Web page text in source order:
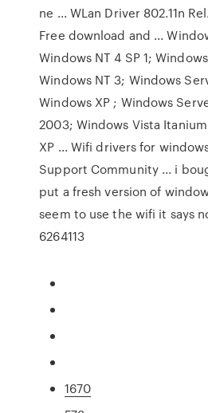
ne ... WLan Driver 802.11n
Free download and ...
Windows NT 4 SP 1;
Windows NT 3; Windows
Windows XP ; Windows
2003; Windows Vista
XP ... Wifi drivers for
Support Community ... i
put a fresh version of
seem to use the wifi it says
6264113
1670